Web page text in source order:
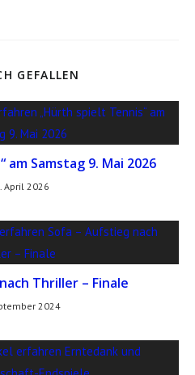
GEFALLEN
Samstag 9. Mai 2026
April 2026
Thriller – Finale
2024